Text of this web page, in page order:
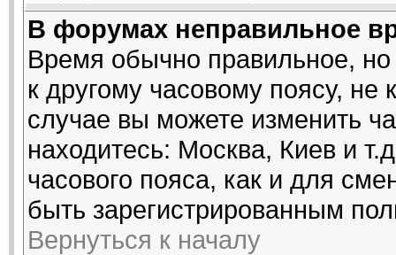
В форумах неправильное
Время обычно правильное,
к другому часовому поясу, не
случае вы можете изменить
находитесь: Москва, Киев и
часового пояса, как и для
быть зарегистрированным
Вернуться к началу